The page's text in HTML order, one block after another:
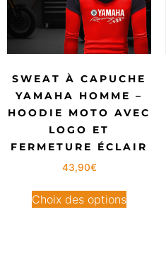
SWEAT À CAPUCHE
YAMAHA HOMME –
HOODIE MOTO AVEC
LOGO ET
FERMETURE ÉCLAIR
43,90€
Choix des options